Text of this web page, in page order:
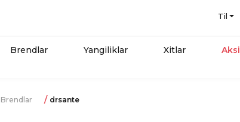
Til
Brendlar Yangiliklar Xitlar
Brendlar drsante